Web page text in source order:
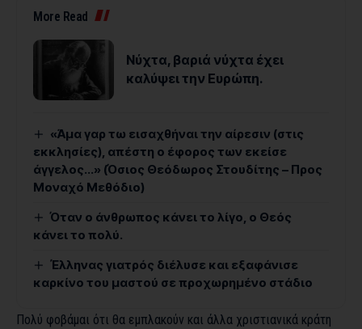
More Read
Νύχτα, βαριά νύχτα έχει
καλύψει την Ευρώπη.
«Άμα γαρ τω εισαχθήναι την αίρεσιν (στις
εκκλησίες), απέστη ο έφορος των εκείσε
άγγελος…» (Όσιος Θεόδωρος Στουδίτης – Προς
Μοναχό Μεθόδιο)
Όταν ο άνθρωπος κάνει το λίγο, ο Θεός
κάνει το πολύ.
Έλληνας γιατρός διέλυσε και εξαφάνισε
καρκίνο του μαστού σε προχωρημένο στάδιο
Πολύ φοβάμαι ότι θα εμπλακούν και άλλα χριστιανικά κράτη